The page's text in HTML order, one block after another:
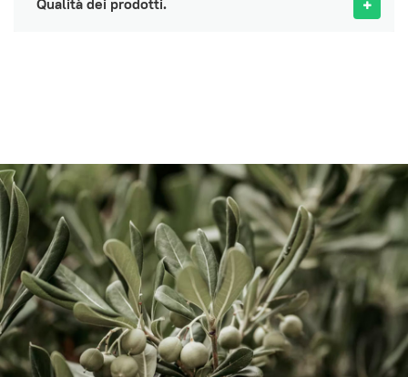
Qualità dei prodotti.